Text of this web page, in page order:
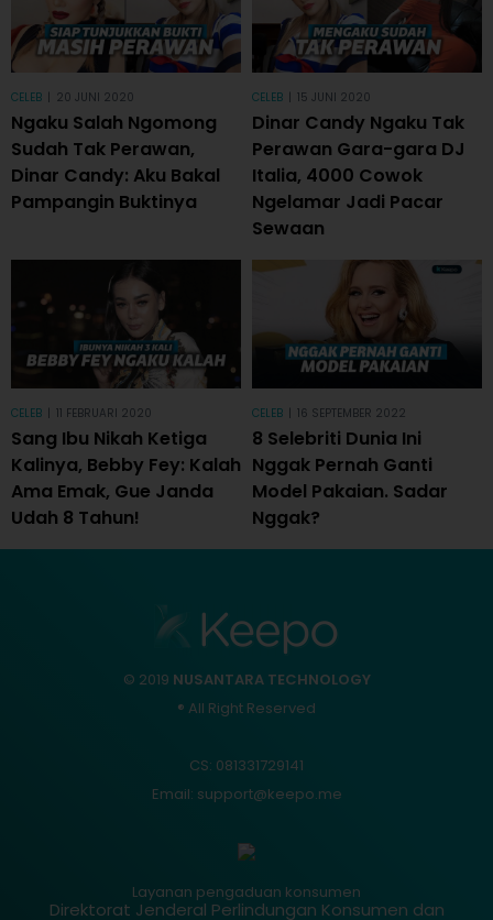
CELEB 20 JUNI 2020
Ngaku Salah Ngomong
Sudah Tak Perawan,
Dinar Candy: Aku Bakal
Pampangin Buktinya
CELEB 15 JUNI 2020
Dinar Candy Ngaku Tak
Perawan Gara-gara DJ
Italia, 4000 Cowok
Ngelamar Jadi Pacar
Sewaan
CELEB 11 FEBRUARI 2020
Sang Ibu Nikah Ketiga
Kalinya, Bebby Fey: Kalah
Ama Emak, Gue Janda
Udah 8 Tahun!
CELEB 16 SEPTEMBER 2022
8 Selebriti Dunia Ini
Nggak Pernah Ganti
Model Pakaian. Sadar
Nggak?
© 2019 NUSANTARA TECHNOLOGY
® All Right Reserved
CS: 081331729141
Email: support@keepo.me
Layanan pengaduan konsumen
Direktorat Jenderal Perlindungan Konsumen dan